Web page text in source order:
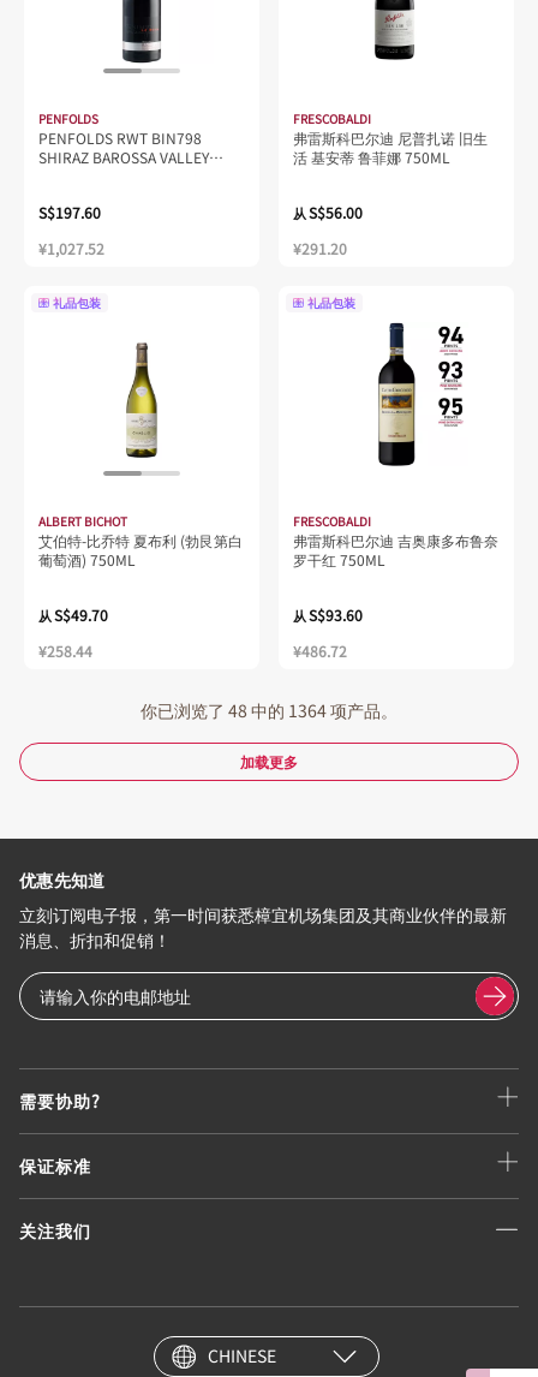
PENFOLDS
PENFOLDS RWT BIN798
SHIRAZ BAROSSA VALLEY
S$197.60
¥1,027.52
FRESCOBALDI
弗雷斯科巴尔迪 尼普扎诺 旧生
活 基安蒂 鲁菲娜 750ML
从S$56.00
¥291.20
礼品包装
ALBERT BICHOT
艾伯特-比乔特 夏布利 (勃艮第白
葡萄酒) 750ML
从S$49.70
¥258.44
礼品包装
FRESCOBALDI
弗雷斯科巴尔迪 吉奥康多布鲁奈
罗干红 750ML
从S$93.60
¥486.72
你已浏览了 48 中的 1364 项产品。
加载更多
需要协助?
保证标准
关注我们
优惠先知道
立刻订阅电子报，第一时间获悉樟宜机场集团及其商业伙伴的最新
消息、折扣和促销！
CHINESE